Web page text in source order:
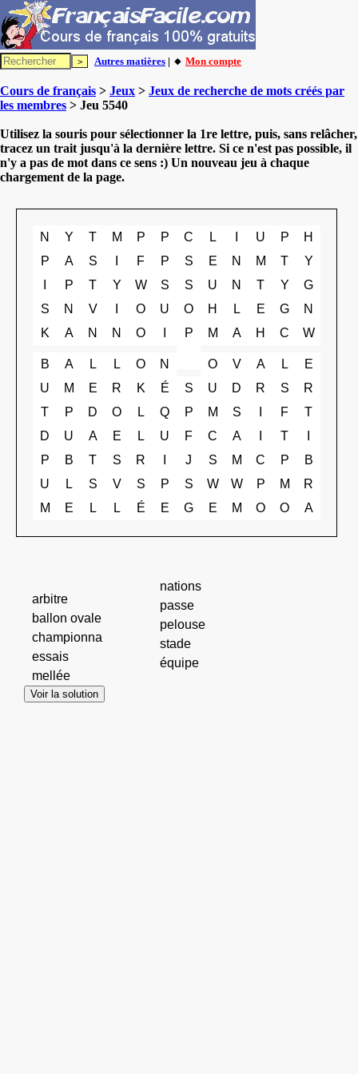
Autres matières | 🔸 Mon compte
Cours de français > Jeux > Jeux de recherche de mots créés par
les membres > Jeu 5540
Utilisez la souris pour sélectionner la 1re lettre, puis, sans relâcher,
tracez un trait jusqu'à la dernière lettre. Si ce n'est pas possible, il
n'y a pas de mot dans ce sens :) Un nouveau jeu à chaque
chargement de la page.
N Y T M P P C L U P
H
P
A S F P S E N M T
Y
P T Y W S S U N T Y
G
S
N V O U O H L E G
N
K
A N N O P M A H C W
B A L L O N O V A L
E
U
M E R K É S U D R S
R
T
P D O L Q P M S F
T
D
U A E L U F C A T
P
B T S R J S M C P
B
U
L S V S P S W W P M
R
M
E L L É E G E M O O A
arbitre
ballon ovale
championna
essais
mellée
nations
passe
pelouse
stade
équipe
Voir la solution